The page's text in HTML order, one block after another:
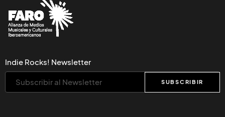
Indie Rocks! Newsletter